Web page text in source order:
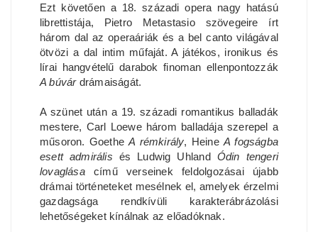
Ezt követően a 18. századi opera nagy hatású
librettistája, Pietro Metastasio szövegeire írt
három dal az operaáriák és a bel canto világával
ötvözi a dal intim műfaját. A játékos, ironikus és
lírai hangvételű darabok finoman ellenpontozzák
A búvárdrámaiságát.
A szünet után a 19. századi romantikus balladák
mestere, Carl Loewe három balladája szerepel a
műsoron. GoetheA rémkirály, Heine A fogságba
esett admirális és Ludwig Uhland Ódin tengeri
lovaglásacímű verseinek feldolgozásai újabb
drámai történeteket mesélnek el, amelyek érzelmi
gazdagsága rendkívüli karakterábrázolási
lehetőségeket kínálnak az előadóknak.